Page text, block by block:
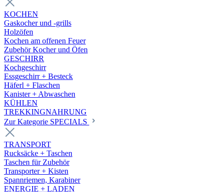
KOCHEN
Gaskocher und -grills
Holzöfen
Kochen am offenen Feuer
Zubehör Kocher und Öfen
GESCHIRR
Kochgeschirr
Essgeschirr + Besteck
Häferl + Flaschen
Kanister + Abwaschen
KÜHLEN
TREKKINGNAHRUNG
Zur Kategorie SPECIALS
TRANSPORT
Rucksäcke + Taschen
Taschen für Zubehör
Transporter + Kisten
Spannriemen, Karabiner
ENERGIE + LADEN